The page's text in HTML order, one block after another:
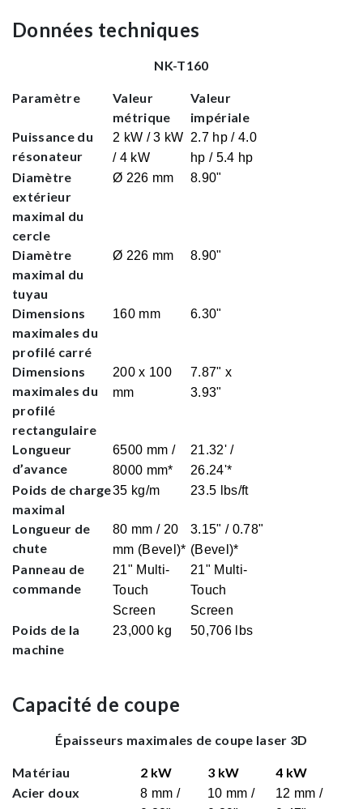
Données techniques
NK-T160
Paramètre
Valeur
métrique
Valeur
impériale
Puissance du
résonateur
2 kW / 3 kW
/ 4 kW
2.7 hp / 4.0
hp / 5.4 hp
Diamètre
extérieur
maximal du
cercle
Ø 226 mm 8.90"
Diamètre
maximal du
tuyau
Ø 226 mm 8.90"
Dimensions
maximales du
profilé carré
160 mm 6.30"
Dimensions
maximales du
profilé
rectangulaire
200 x 100
mm
7.87" x
3.93"
Longueur
d’avance
6500 mm /
8000 mm*
21.32' /
26.24'*
Poids de charge
maximal
35 kg/m 23.5 lbs/ft
Longueur de
chute
80 mm / 20
mm (Bevel)*
3.15" / 0.78"
(Bevel)*
Panneau de
commande
21" Multi-
Touch
Screen
21" Multi-
Touch
Screen
Poids de la
machine
23,000 kg 50,706 lbs
Capacité de coupe
Épaisseurs maximales de coupe laser 3D
Matériau 2 kW 3 kW
4 kW
Acier doux
8 mm /
10 mm /
12 mm /